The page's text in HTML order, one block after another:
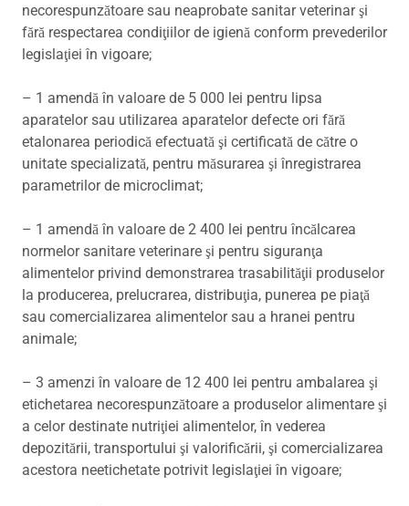
necorespunzătoare sau neaprobate sanitar veterinar şi
fără respectarea condiţiilor de igienă conform prevederilor
legislaţiei în vigoare;
– 1 amendă în valoare de 5 000 lei pentru lipsa
aparatelor sau utilizarea aparatelor defecte ori fără
etalonarea periodică efectuată şi certificată de către o
unitate specializată, pentru măsurarea şi înregistrarea
parametrilor de microclimat;
– 1 amendă în valoare de 2 400 lei pentru încălcarea
normelor sanitare veterinare şi pentru siguranţa
alimentelor privind demonstrarea trasabilităţii produselor
la producerea, prelucrarea, distribuţia, punerea pe piaţă
sau comercializarea alimentelor sau a hranei pentru
animale;
– 3 amenzi în valoare de 12 400 lei pentru ambalarea şi
etichetarea necorespunzătoare a produselor alimentare şi
a celor destinate nutriţiei alimentelor, în vederea
depozitării, transportului şi valorificării, şi comercializarea
acestora neetichetate potrivit legislaţiei în vigoare;